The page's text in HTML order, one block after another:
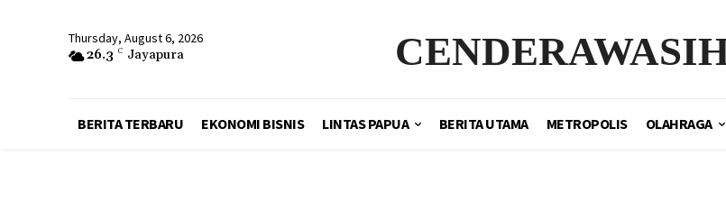
Thursday, August 6, 2026
26.3 C Jayapura
BERITA TERBARU EKONOMI BISNIS LINTAS PAPUA BERITA UTAMA METROPOLIS OLAHRAGA